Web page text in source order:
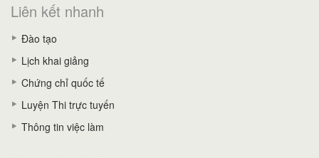
Liên kết nhanh
Đào tạo
Lịch khai giảng
Chứng chỉ quốc tế
Luyện Thi trực tuyến
Thông tin việc làm